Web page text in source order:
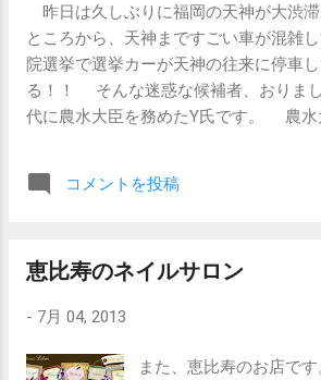
を切り込まないと、年金問題を含む社
解決が難しいかと思ってる。
昨日は久しぶりに福岡の天神が大渋
ところから、天神まですごい車が混雑
院選挙で選挙カーが天神の往来に停車
る！！ そんな迷惑な候補者、おりま
代に農水大臣を務めたY氏です。 農水
長崎県側の意向を汲み上げないという
ら。
コメントを投稿
恵比寿のネイルサロン
- 7月 04, 2013
また、恵比寿のお店で